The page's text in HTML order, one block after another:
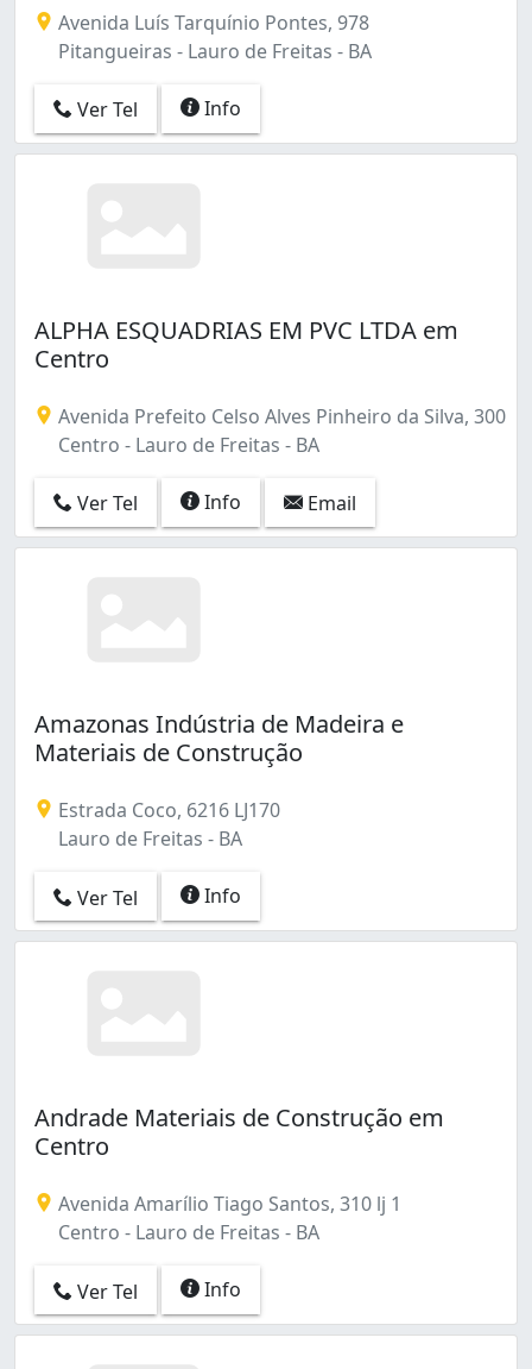
Avenida Luís Tarquínio Pontes, 978
Pitangueiras - Lauro de Freitas - BA
Ver Tel Info
ALPHA ESQUADRIAS EM PVC LTDA em
Centro
Avenida Prefeito Celso Alves Pinheiro da Silva, 300
Centro - Lauro de Freitas - BA
Ver Tel Info Email
Amazonas Indústria de Madeira e
Materiais de Construção
Estrada Coco, 6216 LJ170
Lauro de Freitas - BA
Ver Tel Info
Andrade Materiais de Construção em
Centro
Avenida Amarílio Tiago Santos, 310 lj 1
Centro - Lauro de Freitas - BA
Ver Tel Info